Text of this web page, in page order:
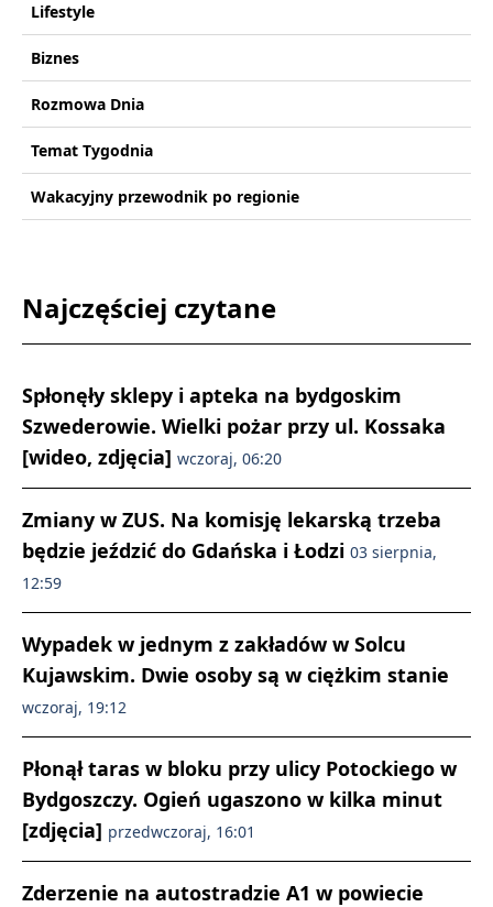
Lifestyle
Biznes
Rozmowa Dnia
Temat Tygodnia
Wakacyjny przewodnik po regionie
Najczęściej czytane
Spłonęły sklepy i apteka na bydgoskim
Szwederowie. Wielki pożar przy ul. Kossaka
[wideo, zdjęcia] wczoraj, 06:20
Zmiany w ZUS. Na komisję lekarską trzeba
będzie jeździć do Gdańska i Łodzi 03 sierpnia,
12:59
Wypadek w jednym z zakładów w Solcu
Kujawskim. Dwie osoby są w ciężkim stanie
wczoraj, 19:12
Płonął taras w bloku przy ulicy Potockiego w
Bydgoszczy. Ogień ugaszono w kilka minut
[zdjęcia] przedwczoraj, 16:01
Zderzenie na autostradzie A1 w powiecie